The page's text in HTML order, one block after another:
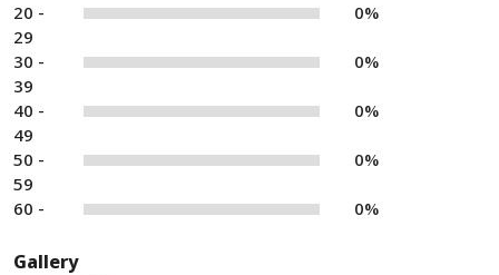
20 -
29
0%
30 -
39
0%
40 -
49
0%
50 -
59
0%
60 - 0%
Gallery